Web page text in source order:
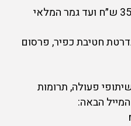
חטיבת כפיר, פרסום
פעולה, תרומות
המייל הבאה: